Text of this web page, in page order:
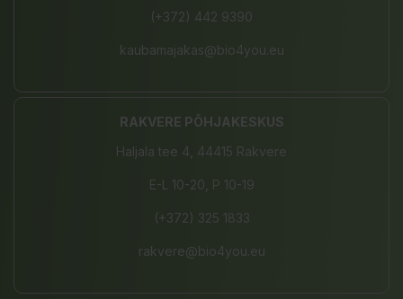
(+372) 442 9390
kaubamajakas@bio4you.eu
RAKVERE PÕHJAKESKUS
Haljala tee 4, 44415 Rakvere
E-L 10-20, P 10-19
(+372) 325 1833
rakvere@bio4you.eu